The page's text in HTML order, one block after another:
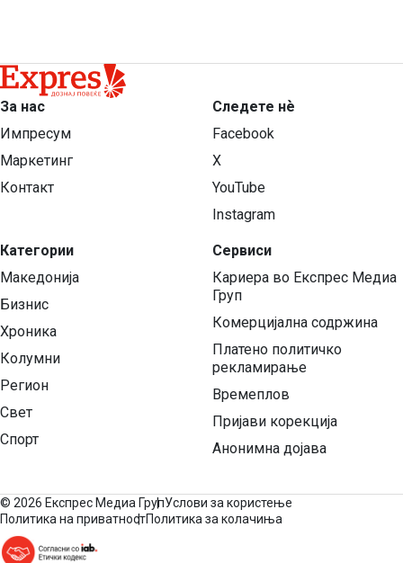
За нас
Импресум
Маркетинг
Контакт
Категории
Македонија
Бизнис
Хроника
Колумни
Регион
Свет
Спорт
Следете нѐ
Facebook
X
YouTube
Instagram
Сервиси
Кариера во Експрес Медиа
Груп
Комерцијална содржина
Платено политичко
рекламирање
Времеплов
Пријави корекција
Анонимна дојава
© 2026 Експрес Медиа ГрупУслови за користење
Политика на приватностПолитика за колачиња